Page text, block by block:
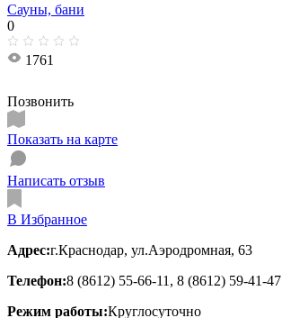
Сауны, бани
0
1761
Позвонить
Показать на карте
Написать отзыв
В Избранное
Адрес:г.Краснодар, ул.Аэродромная, 63
Телефон:8 (8612) 55-66-11, 8 (8612) 59-41-47
Режим работы:Круглосуточно